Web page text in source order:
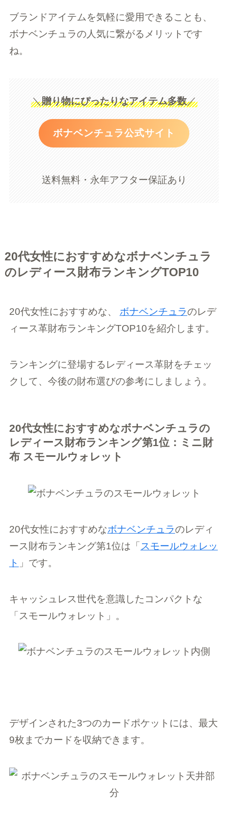
ブランドアイテムを気軽に愛用できることも、
ボナベンチュラの人気に繋がるメリットです
ね。
＼贈り物にぴったりなアイテム多数／
ボナベンチュラ公式サイト
送料無料・永年アフター保証あり
20代女性におすすめなボナベンチュラ
のレディース財布ランキングTOP10
20代女性におすすめな、 ボナベンチュラのレデ
ィース革財布ランキングTOP10を紹介します。
ランキングに登場するレディース革財をチェッ
クして、今後の財布選びの参考にしましょう。
20代女性におすすめなボナベンチュラの
レディース財布ランキング第1位：ミニ財
布 スモールウォレット
20代女性におすすめなボナベンチュラのレディ
ース財布ランキング第1位は「 スモールウォレッ
ト 」です。
キャッシュレス世代を意識したコンパクトな
「スモールウォレット」。
デザインされた3つのカードポケットには、最大
9枚までカードを収納できます。